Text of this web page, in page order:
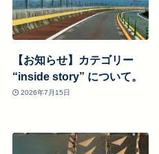
【お知らせ】カテゴリー
“inside story” について。
2026年7月15日